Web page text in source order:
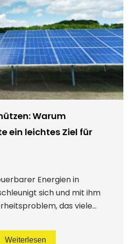
Warum
ein leichtes Ziel für
Energien in
sich und mit ihm
das viele...
Weiterlesen